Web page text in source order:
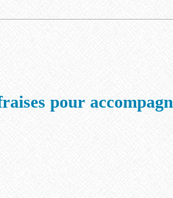
pour